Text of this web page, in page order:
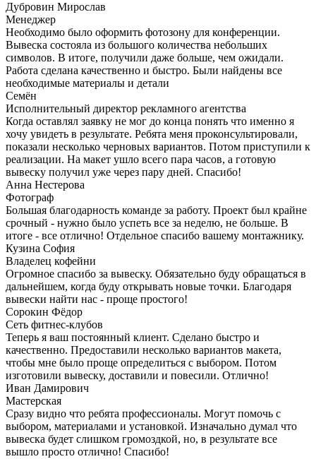
Дубровин Мирослав
Менеджер
Необходимо было оформить фотозону для конференции.
Вывеска состояла из большого количества небольших
символов. В итоге, получили даже больше, чем ожидали.
Работа сделана качественно и быстро. Были найдены все
необходимые материалы и детали
Семён
Исполнительный директор рекламного агентства
Когда оставлял заявку не мог до конца понять что именно я
хочу увидеть в результате. Ребята меня проконсультировали,
показали несколько черновых вариантов. Потом приступили к
реализации. На макет ушло всего пара часов, а готовую
вывеску получил уже через пару дней. Спасибо!
Анна Нестерова
Фотограф
Большая благодарность команде за работу. Проект был крайне
срочный - нужно было успеть все за неделю, не больше. В
итоге - все отлично! Отдельное спасибо вашему монтажнику.
Кузина София
Владелец кофейни
Огромное спасибо за вывеску. Обязательно буду обращаться в
дальнейшем, когда буду открывать новые точки. Благодаря
вывески найти нас - проще простого!
Сорокин Фёдор
Сеть фитнес-клубов
Теперь я ваш постоянный клиент. Сделано быстро и
качественно. Предоставили несколько вариантов макета,
чтобы мне было проще определиться с выбором. Потом
изготовили вывеску, доставили и повесили. Отлично!
Иван Дамирович
Мастерская
Сразу видно что ребята профессионалы. Могут помочь с
выбором, материалами и установкой. Изначально думал что
вывеска будет слишком громоздкой, но, в результате все
вышло просто отлично! Спасибо!